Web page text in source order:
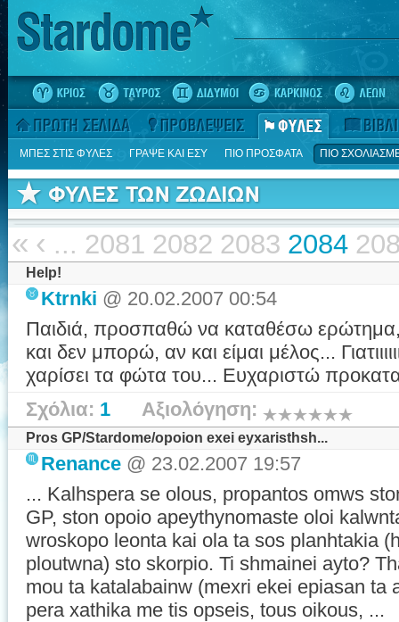
ΜΠΕΣ ΣΤΙΣ ΦΥΛΕΣ ΓΡΑΨΕ ΚΑΙ ΕΣΥ ΠΙΟ ΠΡΟΣΦΑΤΑ ΠΙΟ
« ‹ ... 2081 2082 2083 2084
Help!
Ktrnki @ 20.02.2007 00:54
Παιδιά, προσπαθώ να καταθέσω ερώτημα,
και δεν μπορώ, αν και είμαι μέλος...
χαρίσει τα φώτα του... Ευχαριστώ
Σχόλια: 1 Αξιολόγηση:
Pros GP/Stardome/opoion exei eyxaristhsh...
Renance @ 23.02.2007 19:57
... Kalhspera se olous, propantos omws
GP, ston opoio apeythynomaste oloi
wroskopo leonta kai ola ta sos planhtakia
ploutwna) sto skorpio. Ti shmainei ayto?
mou ta katalabainw (mexri ekei epiasan ta
pera xathika me tis opseis, tous oikous, ...